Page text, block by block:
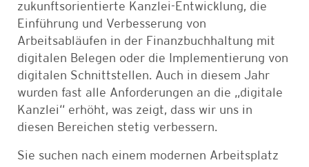
zukunftsorientierte Kanzlei-Entwicklung, die
Einführung und Verbesserung von
Arbeitsabläufen in der Finanzbuchhaltung mit
digitalen Belegen oder die Implementierung von
digitalen Schnittstellen. Auch in diesem Jahr
wurden fast alle Anforderungen an die „digitale
Kanzlei“ erhöht, was zeigt, dass wir uns in
diesen Bereichen stetig verbessern.
Sie suchen nach einem modernen Arbeitsplatz